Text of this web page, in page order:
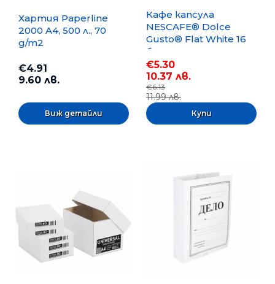
Хартия Paperline
2000 A4, 500 л., 70
g/m2
€4.91
9.60 лв.
Виж детайли
Кафе капсула
NESCAFE® Dolce
Gusto® Flat White 16
бр.
€5.30
10.37 лв.
€6.13
11.99 лв.